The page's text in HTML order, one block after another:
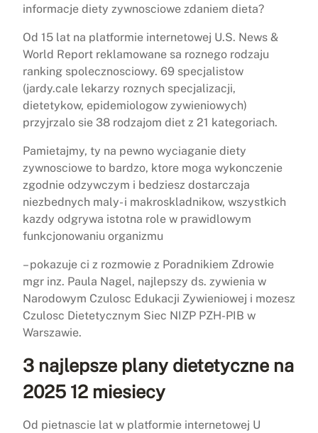
informacje diety zywnosciowe zdaniem dieta?
Od 15 lat na platformie internetowej U.S. News &
World Report reklamowane sa roznego rodzaju
ranking spolecznosciowy. 69 specjalistow
(jardy.cale lekarzy roznych specjalizacji,
dietetykow, epidemiologow zywieniowych)
przyjrzalo sie 38 rodzajom diet z 21 kategoriach.
Pamietajmy, ty na pewno wyciaganie diety
zywnosciowe to bardzo, ktore moga wykonczenie
zgodnie odzywczym i bedziesz dostarczaja
niezbednych maly- i makroskladnikow, wszystkich
kazdy odgrywa istotna role w prawidlowym
funkcjonowaniu organizmu
– pokazuje ci z rozmowie z Poradnikiem Zdrowie
mgr inz. Paula Nagel, najlepszy ds. zywienia w
Narodowym Czulosc Edukacji Zywieniowej i mozesz
Czulosc Dietetycznym Siec NIZP PZH-PIB w
Warszawie.
3 najlepsze plany dietetyczne na
2025 12 miesiecy
Od pietnascie lat w platformie internetowej U